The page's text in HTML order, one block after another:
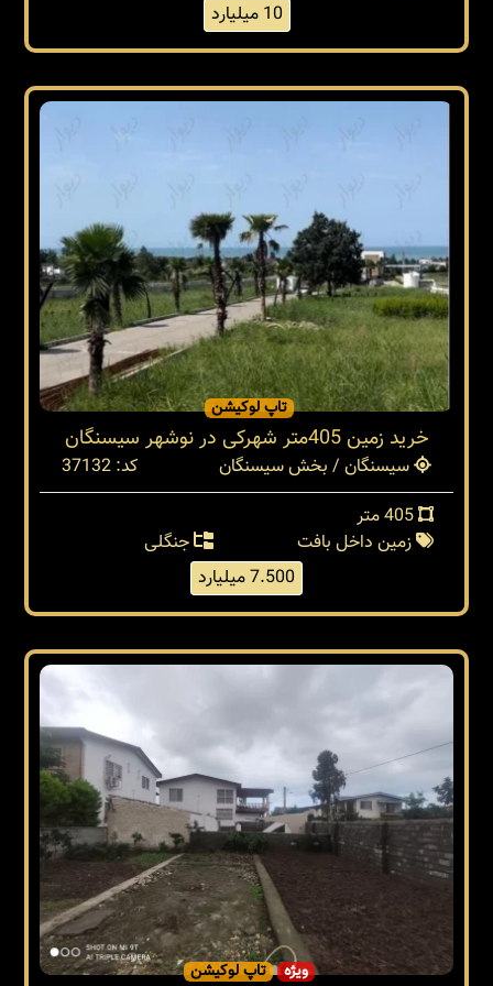
10 میلیارد
تاپ لوکیشن
خرید زمین 405متر شهرکی در نوشهر سیسنگان
سیسنگان / بخش سیسنگان
کد: 37132
زمین داخل بافت
جنگلی
7.500 میلیارد
ویژه تاپ لوکیشن